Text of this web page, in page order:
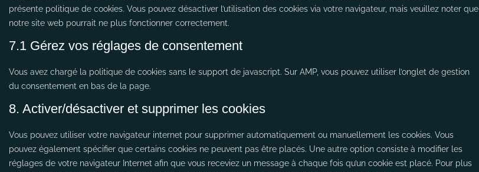
présente politique de cookies. Vous pouvez désactiver l’utilisation des cookies via votre navigateur, mais veuillez noter que
notre site web pourrait ne plus fonctionner correctement.
7.1 Gérez vos réglages de consentement
Vous avez chargé la politique de cookies sans le support de javascript. Sur AMP, vous pouvez utiliser l’onglet de gestion
du consentement en bas de la page.
8. Activer/désactiver et supprimer les cookies
Vous pouvez utiliser votre navigateur internet pour supprimer automatiquement ou manuellement les cookies. Vous
pouvez également spécifier que certains cookies ne peuvent pas être placés. Une autre option consiste à modifier les
réglages de votre navigateur Internet afin que vous receviez un message à chaque fois qu’un cookie est placé. Pour plus